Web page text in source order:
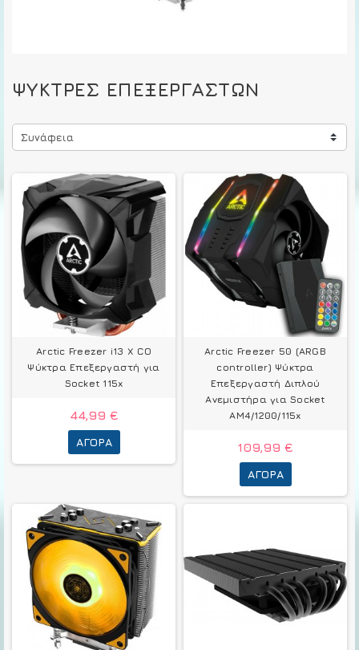
ΨΎΚΤΡΕΣ ΕΠΕΞΕΡΓΑΣΤΏΝ
Συνάφεια
Arctic Freezer i13 X CO
Ψύκτρα Επεξεργαστή για
Socket 115x
44,99 €
ΑΓΟΡΆ
Arctic Freezer 50 (ARGB
controller) Ψύκτρα
Επεξεργαστή Διπλού
Ανεμιστήρα για Socket
AM4/1200/115x
109,99 €
ΑΓΟΡΆ